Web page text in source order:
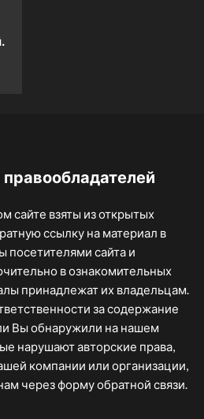
сайте взяты из открытых
ссылку на материал в
посетителями сайта и
в ознакомительных
принадлежат их владельцам.
за содержание
Вы обнаружили на нашем
нарушают авторские права,
компании или организации,
через форму обратной связи.